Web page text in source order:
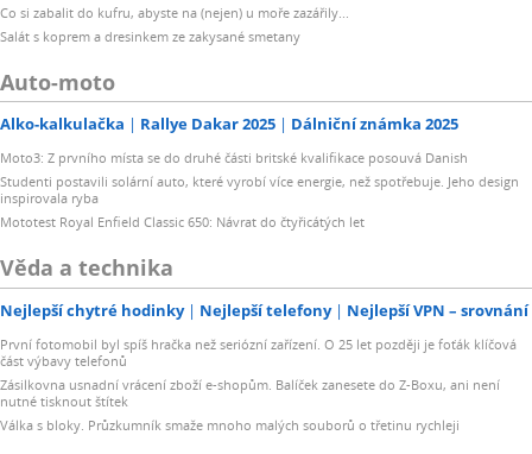
Co si zabalit do kufru, abyste na (nejen) u moře zazářily...
Salát s koprem a dresinkem ze zakysané smetany
Auto-moto
Alko-kalkulačka Rallye Dakar 2025 Dálniční známka 2025
Moto3: Z prvního místa se do druhé části britské kvalifikace posouvá Danish
Studenti postavili solární auto, které vyrobí více energie, než spotřebuje. Jeho design
inspirovala ryba
Mototest Royal Enfield Classic 650: Návrat do čtyřicátých let
Věda a technika
Nejlepší chytré hodinky Nejlepší telefony Nejlepší VPN – srovnání
První fotomobil byl spíš hračka než seriózní zařízení. O 25 let později je foťák klíčová
část výbavy telefonů
Zásilkovna usnadní vrácení zboží e-shopům. Balíček zanesete do Z-Boxu, ani není
nutné tisknout štítek
Válka s bloky. Průzkumník smaže mnoho malých souborů o třetinu rychleji